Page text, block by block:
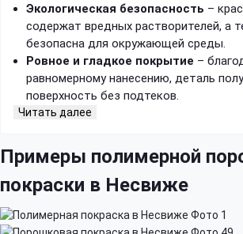
Экологическая безопасность –
содержат вредных растворителей, а
безопасна для окружающей среды.
Ровное и гладкое покрытие –
равномерному нанесению, деталь
поверхность без подтеков.
Читать далее
Примеры полимерной
покраски в Несвиже